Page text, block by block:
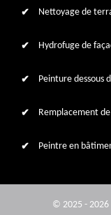
Nettoyage de
Hydrofuge de
Peinture dessous
Peintre en
© 2025 - 2026